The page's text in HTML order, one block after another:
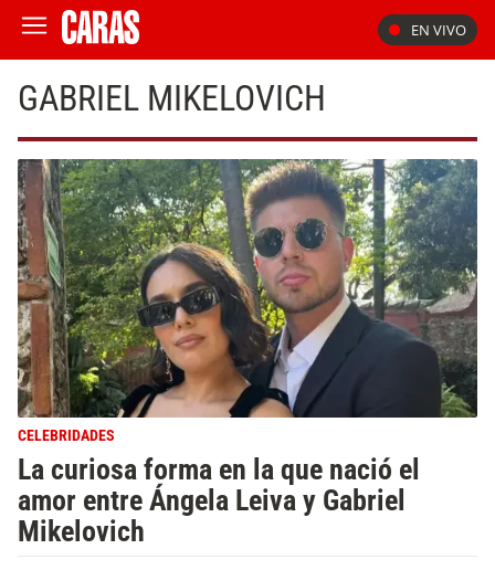
EN VIVO
GABRIEL MIKELOVICH
CELEBRIDADES
La curiosa forma en la que nació el
amor entre Ángela Leiva y Gabriel
Mikelovich